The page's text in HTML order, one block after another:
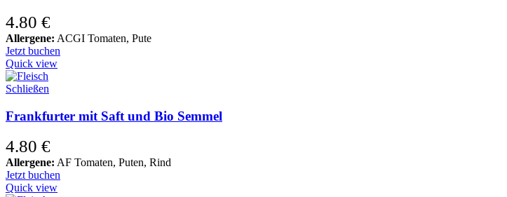
4.80 €
Allergene: ACGI Tomaten, Pute
Jetzt buchen
Quick view
Schließen
Frankfurter mit Saft und Bio Semmel
4.80 €
Allergene: AF Tomaten, Puten, Rind
Jetzt buchen
Quick view